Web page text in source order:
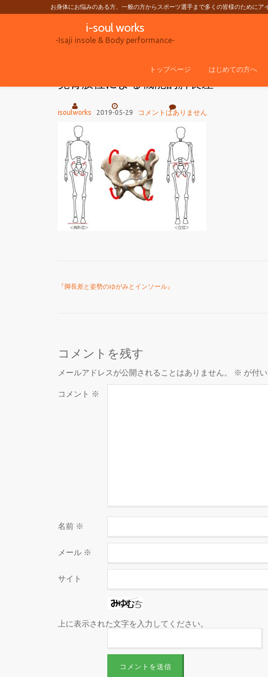
お身体にお悩みのある方、一般の方からスポーツ選手まで多くの皆様のためにア
i-soul works
-Isaji insole & Body performance-
トップページ はじめての方へ
寛骨肢位による機能的脚長差
isoulworks 2019-05-29 コメントはありません
『脚長差と姿勢のゆがみとインソール』
コメントを残す
メールアドレスが公開されることはありません。 ※ が付
コメント ※
名前 ※
メール ※
サイト
上に表示された文字を入力してください。